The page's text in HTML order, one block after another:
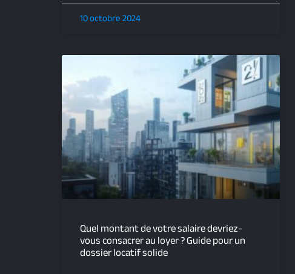
10 octobre 2024
Quel montant de votre salaire devriez-
vous consacrer au loyer ? Guide pour un
dossier locatif solide